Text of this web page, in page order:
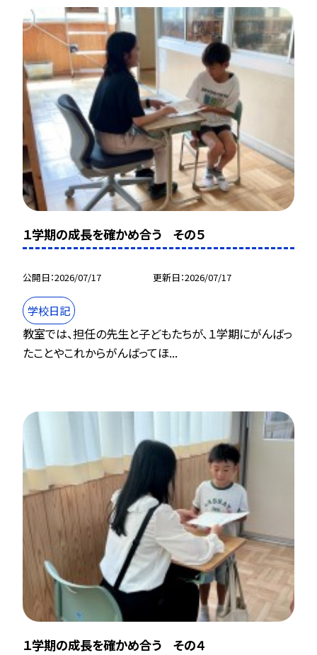
１学期の成長を確かめ合う その５
公開日 2026/07/17 更新日 2026/07/17
学校日記
教室では、担任の先生と子どもたちが、１学期にがんばっ
たことやこれからがんばってほ...
１学期の成長を確かめ合う その４